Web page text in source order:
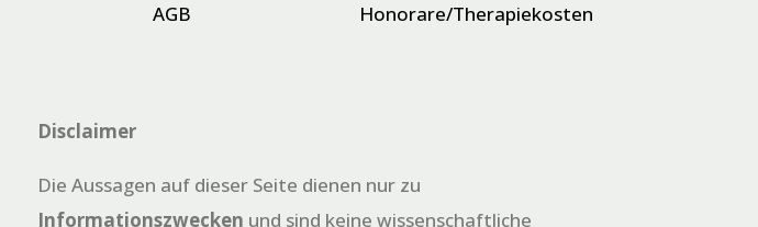
AGB Honorare/Therapiekosten
Disclaimer
Die Aussagen auf dieser Seite dienen nur zu
Informationszwecken und sind keine wissenschaftliche